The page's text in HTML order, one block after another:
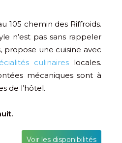
105 chemin des Riffroids.
n’est pas sans rappeler
propose une cuisine avec
culinaireslocales.
mécaniques sont à
de l’hôtel.
Voir les disponibilités